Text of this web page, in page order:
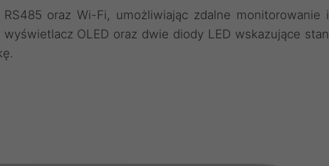
oraz Wi-Fi, umożliwiając zdalne monitorowanie i
OLED oraz dwie diody LED wskazujące stan